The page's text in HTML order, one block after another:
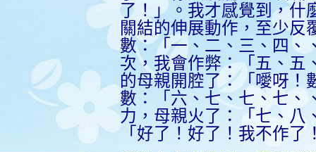
了！」。我才感覺到，什
關結的伸展動作，至少反
數：「一、二、三、四、
次，我會作弊：「五、五
的母親開腔了：「噯呀！
數：「六、七、七、七、
力，母親火了：「七、八
「好了 ！ 好了 ！ 我不作了